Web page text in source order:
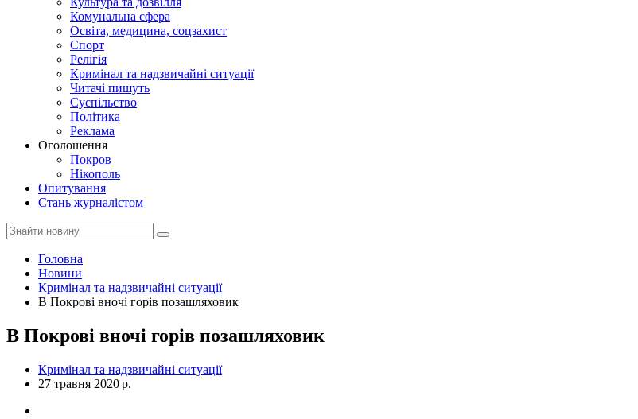
Комунальна сфера
Освіта, медицина, соцзахист
Спорт
Релігія
Кримінал та надзвичайні ситуації
Читачі пишуть
Суспільство
Політика
Реклама
Оголошення
Покров
Нікополь
Опитування
Стань журналістом
Головна
Новини
Кримінал та надзвичайні ситуації
В Покрові вночі горів позашляховик
В Покрові вночі горів позашляховик
Кримінал та надзвичайні ситуації
27 травня 2020 р.